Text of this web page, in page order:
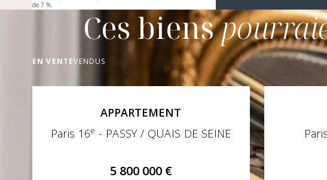
de 7 %.
Ces biens
EN VENTEVENDUS
APPARTEMENT
Paris 16e - PASSY / QUAIS DE SEINE
5 800 000 €